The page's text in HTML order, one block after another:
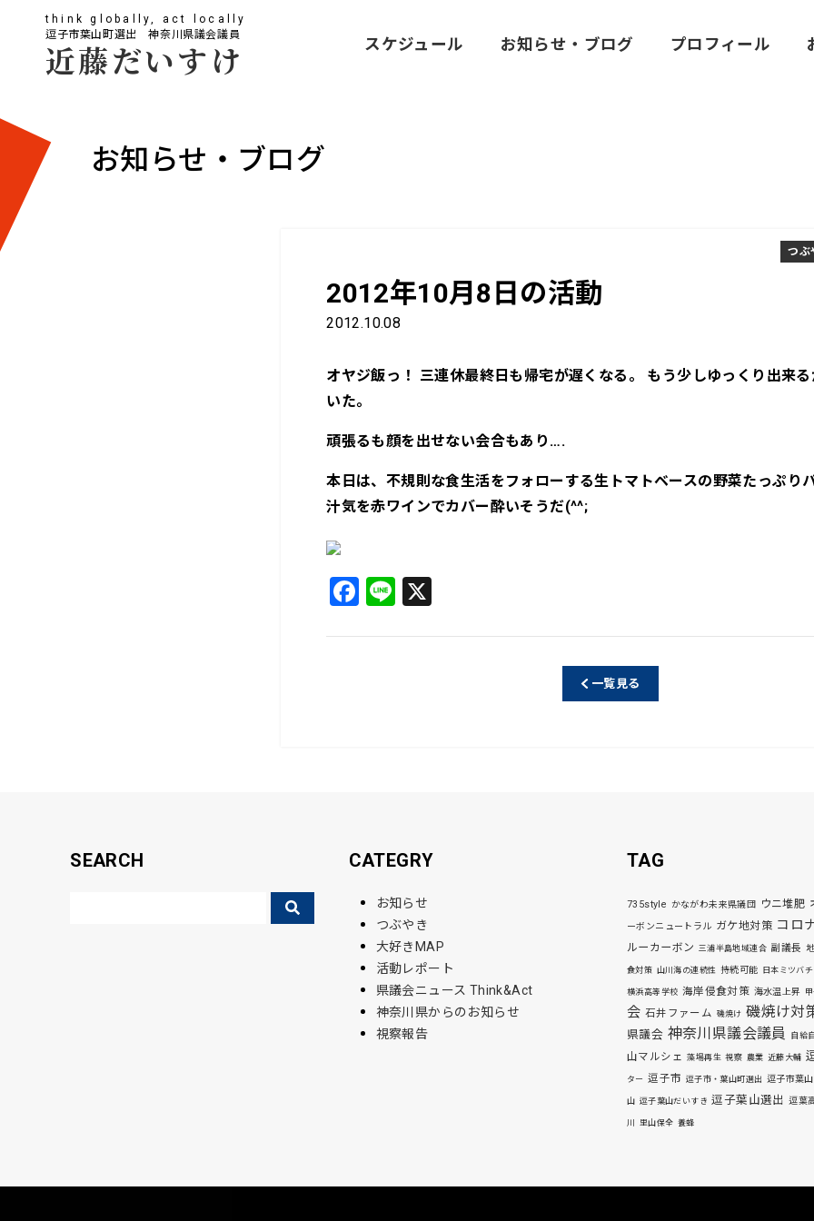
think globally, act locally
逗子市葉山町選出 神奈川県議会議員
近藤だいすけ スケジュール お知らせ・ブログ プロフィール
お知らせ・ブログ
2012年10月8日の活動
2012.10.08
つぶ
オヤジ飯っ！ 三連休最終日も帰宅が遅くなる。 もう少しゆっくり出来
いた。
頑張るも顔を出せない会合もあり….
本日は、不規則な食生活をフォローする生トマトベースの野菜たっぷり
汁気を赤ワインでカバー酔いそうだ(^^;
F
a
c
Li
n
e
一覧見る
SEARCH CATEGRY
お知らせ
つぶやき
大好きMAP
活動レポート
県議会ニュース Think&Act
神奈川県からのお知らせ
視察報告
TAG
735style かながわ未来県議団 ウニ堆肥
ーボンニュートラル ガケ地対策 コロ
ルーカーボン 三浦半島地域連合 副議長
食対策 山川海の連続性 持続可能 日本ミツバチ
横浜高等学校 海岸侵食対策 海水温上昇
会 石井ファーム 磯焼け 磯焼け対
県議会 神奈川県議会議員 自給
山マルシェ 藻場再生 視察 農業 近藤大輔
ター 逗子市 逗子市・葉山町選出 逗子市葉
山 逗子葉山だいすき 逗子葉山選出 逗葉
川 里山保全 養蜂